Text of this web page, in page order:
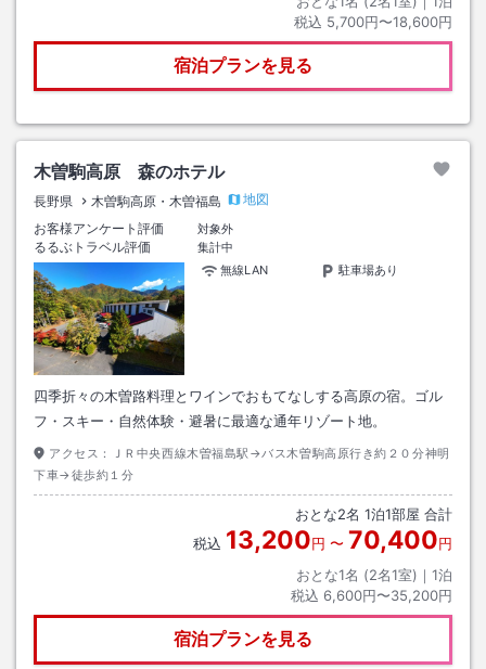
税込 5,700円〜18,600円
宿泊プランを見る
木曽駒高原 森のホテル
長野県 木曽駒高原・木曽福島
地図
お客様アンケート評価
対象外
るるぶトラベル評価
集計中
無線LAN
駐車場あり
四季折々の木曽路料理とワインでおもてなしする高原の宿。ゴル
フ・スキー・自然体験・避暑に最適な通年リゾート地。
アクセス：
ＪＲ中央西線木曽福島駅→バス木曽駒高原行き約２０分神明
下車→徒歩約１分
おとな2名 1泊1部屋 合計
税込 13,200円 〜 70,400円
おとな1名 (2名1室)｜ 1泊
税込 6,600円〜35,200円
宿泊プランを見る